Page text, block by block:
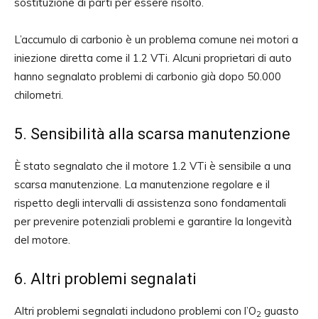
sostituzione di parti per essere risolto.
L’accumulo di carbonio è un problema comune nei motori a
iniezione diretta come il 1.2 VTi. Alcuni proprietari di auto
hanno segnalato problemi di carbonio già dopo 50.000
chilometri.
5. Sensibilità alla scarsa manutenzione
È stato segnalato che il motore 1.2 VTi è sensibile a una
scarsa manutenzione. La manutenzione regolare e il
rispetto degli intervalli di assistenza sono fondamentali
per prevenire potenziali problemi e garantire la longevità
del motore.
6. Altri problemi segnalati
Altri problemi segnalati includono problemi con l’O2 guasto